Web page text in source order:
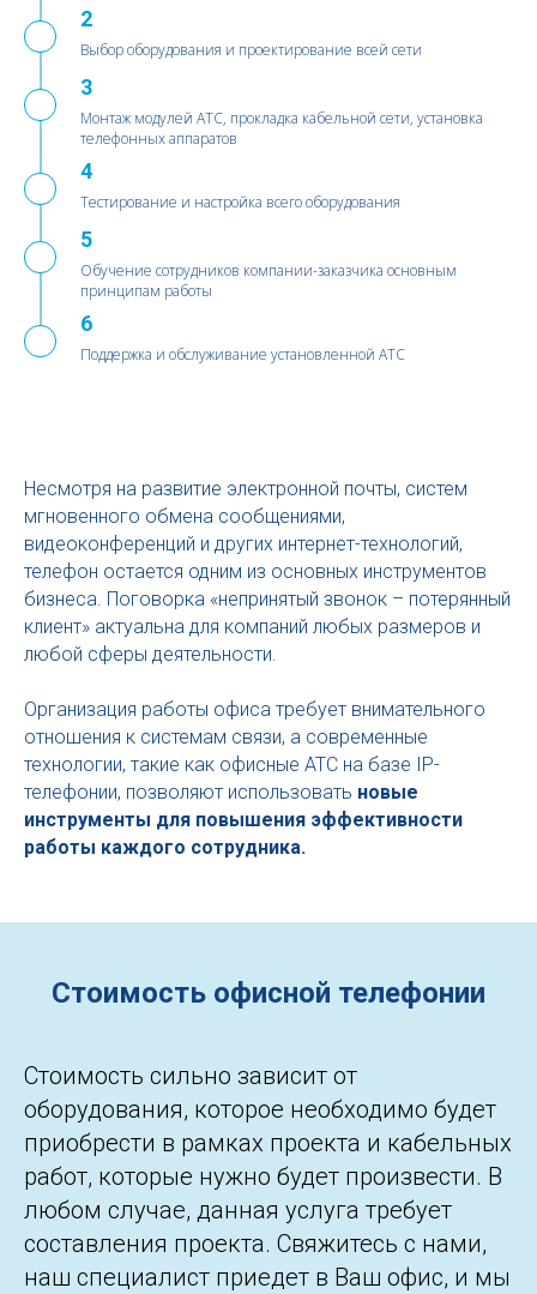
2
Выбор оборудования и проектирование всей сети
3
Монтаж модулей АТС, прокладка кабельной сети, установка
телефонных аппаратов
4
Тестирование и настройка всего оборудования
5
Обучение сотрудников компании-заказчика основным
принципам работы
6
Поддержка и обслуживание установленной АТС
Несмотря на развитие электронной почты, систем
мгновенного обмена сообщениями,
видеоконференций и других интернет-технологий,
телефон остается одним из основных инструментов
бизнеса. Поговорка «непринятый звонок – потерянный
клиент» актуальна для компаний любых размеров и
любой сферы деятельности.
Организация работы офиса требует внимательного
отношения к системам связи, а современные
технологии, такие как офисные АТС на базе IP-
телефонии, позволяют использовать новые
инструменты для повышения эффективности
работы каждого сотрудника.
Стоимость офисной телефонии
Стоимость сильно зависит от
оборудования, которое необходимо будет
приобрести в рамках проекта и кабельных
работ, которые нужно будет произвести. В
любом случае, данная услуга требует
составления проекта. Свяжитесь с нами,
наш специалист приедет в Ваш офис, и мы